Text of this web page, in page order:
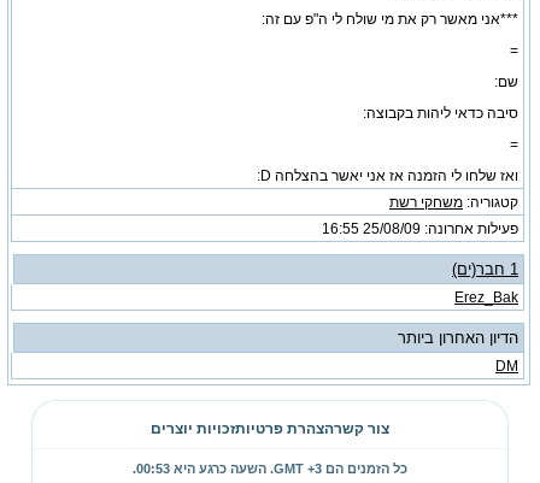
***אני מאשר רק את מי שולח לי ה"פ עם זה:
=
שם:
סיבה כדאי ליהות בקבוצה:
=
ואז שלחו לי הזמנה אז אני יאשר בהצלחה D:
קטגוריה: משחקי רשת
פעילות אחרונה: 25/08/09
16:55
1 חבר(ים)
Erez_Bak
הדיון האחרון ביותר
DM
צור קשרהצהרת פרטיותזכויות יוצרים
כל הזמנים הם GMT +3. השעה כרגע היא 00:53
.